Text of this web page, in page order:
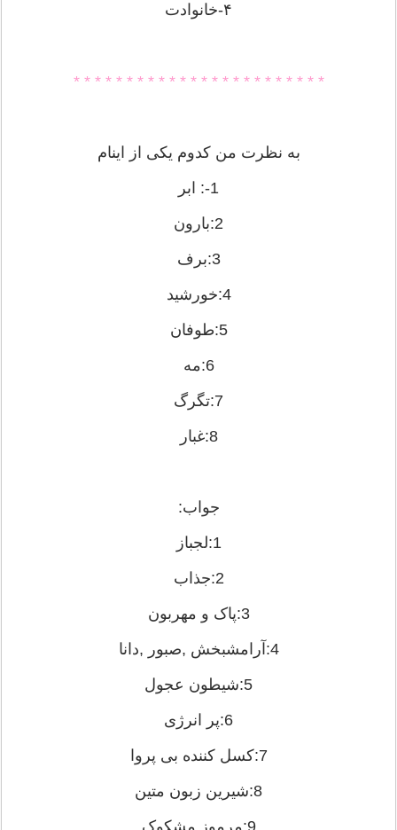
۴-خانوادت
* * * * * * * * * * * * * * * * * * * * * * * *
به نظرت من کدوم یکی از اینام
1-: ابر
2:بارون
3:برف
4:خورشید
5:طوفان
6:مه
7:تگرگ
8:غبار
جواب:
1:لجباز
2:جذاب
3:پاک و مهربون
4:آرامشبخش ,صبور ,دانا
5:شیطون عجول
6:پر انرژی
7:کسل کننده بی پروا
8:شیرین زبون متین